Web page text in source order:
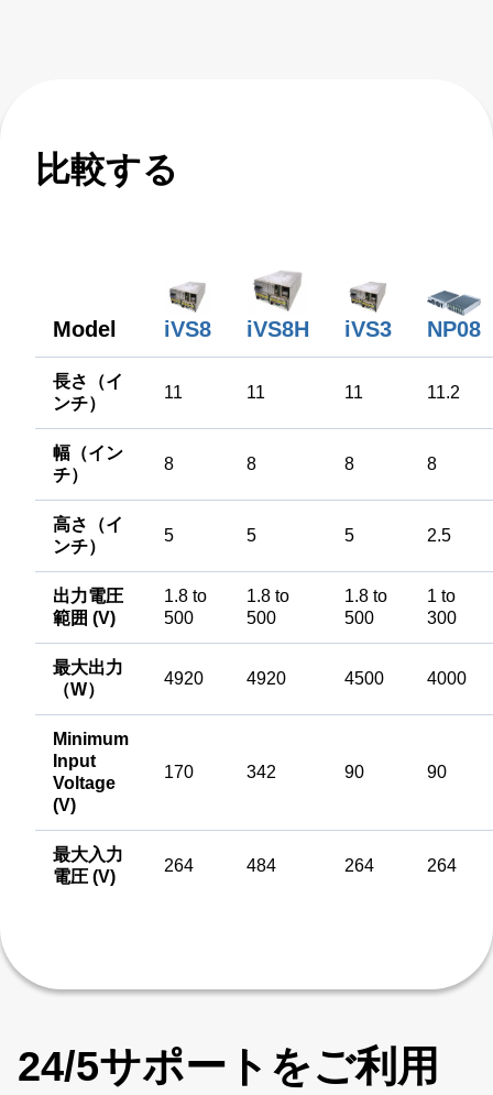
比較する
Model iVS8 iVS8H iVS3 NP08
長さ（イ
ンチ）
11 11 11 11.2
幅（イン
チ）
8 8 8 8
高さ（イ
ンチ）
5 5 5 2.5
出力電圧
範囲 (V)
1.8 to
500
1.8 to
500
1.8 to
500
1 to
300
最大出力
（W）
4920 4920 4500 4000
Minimum
Input
Voltage
(V)
170 342 90 90
最大入力
電圧 (V)
264 484 264 264
24/5サポートをご利用